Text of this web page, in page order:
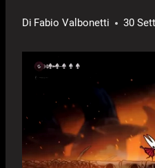
Di Fabio Valbonetti 30